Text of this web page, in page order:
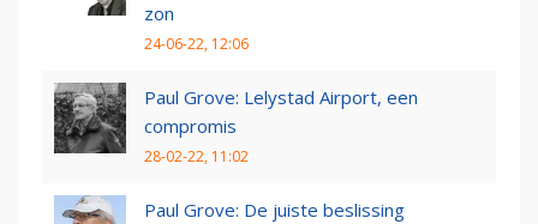
zon
24-06-22, 12:06
Paul Grove: Lelystad Airport, een
compromis
28-02-22, 11:02
Paul Grove: De juiste beslissing